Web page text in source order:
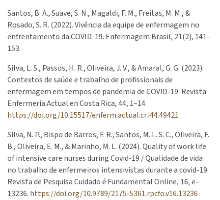
Santos, B. A., Suave, S. N., Magaldi, F. M., Freitas, M. M., &
Rosado, S. R. (2022). Vivência da equipe de enfermagem no
enfrentamento da COVID-19. Enfermagem Brasil, 21(2), 141–
153.
Silva, L. S., Passos, H. R., Oliveira, J. V., & Amaral, G. G. (2023).
Contextos de saúde e trabalho de profissionais de
enfermagem em tempos de pandemia de COVID-19. Revista
Enfermería Actual en Costa Rica, 44, 1–14.
https://doi.org/10.15517/enferm.actual.cr.i44.49421
Silva, N. P., Bispo de Barros, F. R., Santos, M. L. S. C., Oliveira, F.
B., Oliveira, E. M., & Marinho, M. L. (2024). Quality of work life
of intensive care nurses during Covid-19 / Qualidade de vida
no trabalho de enfermeiros intensivistas durante a covid-19.
Revista de Pesquisa Cuidado é Fundamental Online, 16, e–
13236. https://doi.org/10.9789/2175-5361.rpcfo.v16.13236